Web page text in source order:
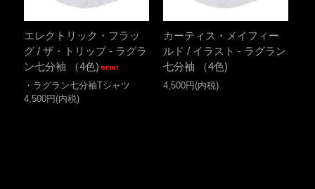
エレクトリック・フラッ
グ / ザ・トリップ - ラグラ
ン七分袖 （4色)
・ラグラン七分袖Tシャツ
4,500円(内税)
カーティス・メイフィー
ルド / イラスト - ラグラン
七分袖 （4色)
4,500円(内税)